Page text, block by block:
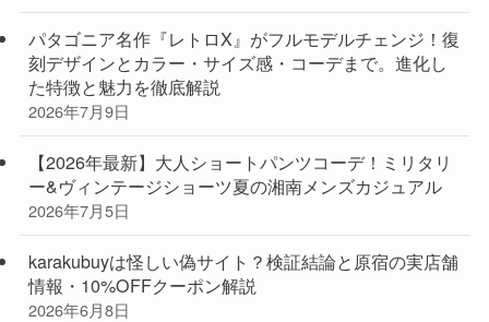
パタゴニア名作『レトロX』がフルモデルチェンジ！復
刻デザインとカラー・サイズ感・コーデまで。進化し
た特徴と魅力を徹底解説
2026年7月9日
【2026年最新】大人ショートパンツコーデ！ミリタリ
ー&ヴィンテージショーツ夏の湘南メンズカジュアル
2026年7月5日
karakubuyは怪しい偽サイト？検証結論と原宿の実店舗
情報・10%OFFクーポン解説
2026年6月8日